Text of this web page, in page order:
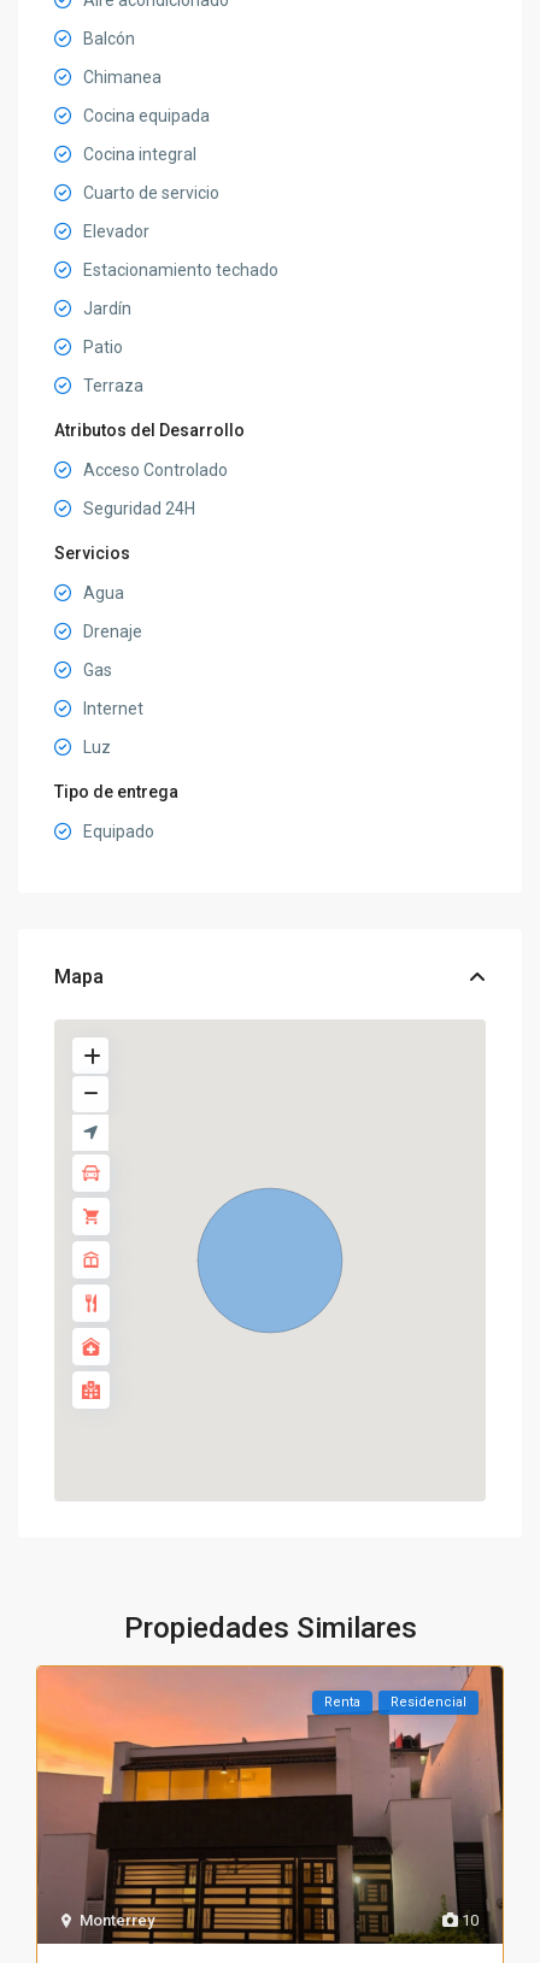
Balcón
Chimanea
Cocina equipada
Cocina integral
Cuarto de servicio
Elevador
Estacionamiento techado
Jardín
Patio
Terraza
Atributos del Desarrollo
Acceso Controlado
Seguridad 24H
Servicios
Agua
Drenaje
Gas
Internet
Luz
Tipo de entrega
Equipado
Mapa
Propiedades Similares
10
Monterrey
Renta Residencial